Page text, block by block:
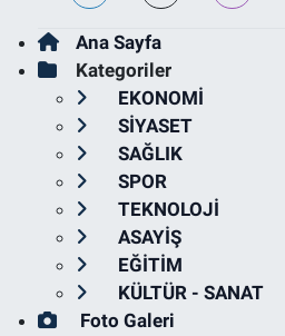
Ana Sayfa
Kategoriler
EKONOMİ
SİYASET
SAĞLIK
SPOR
TEKNOLOJİ
ASAYİŞ
EĞİTİM
KÜLTÜR - SANAT
Foto Galeri